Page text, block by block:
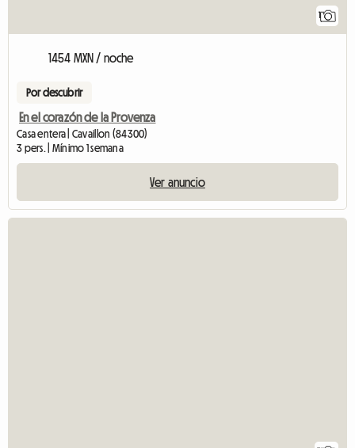
1
1454 MXN / noche
Por descubrir
En el corazón de la Provenza
Casa entera | Cavaillon (84300)
3 pers. | Mínimo 1 semana
Ver anuncio